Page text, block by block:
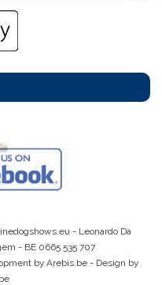
- Leonardo Da
- BE 0665 535 707
by Arebis.be - Design by